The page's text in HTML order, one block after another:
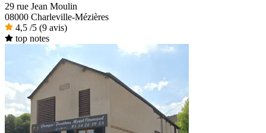
29 rue Jean Moulin
08000 Charleville-Mézières
4,5 /5 (9 avis)
top notes